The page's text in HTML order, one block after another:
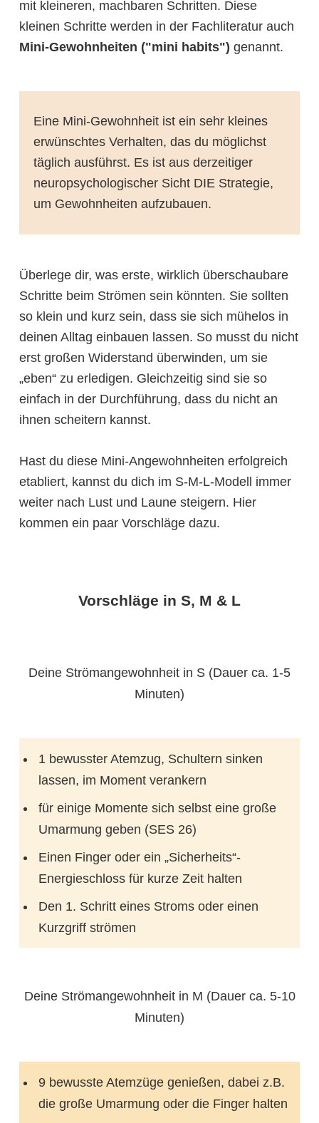
mit kleineren, machbaren Schritten. Diese
kleinen Schritte werden in der Fachliteratur auch
Mini-Gewohnheiten ("mini habits") genannt.
Eine Mini-Gewohnheit ist ein sehr kleines
erwünschtes Verhalten, das du möglichst
täglich ausführst. Es ist aus derzeitiger
neuropsychologischer Sicht DIE Strategie,
um Gewohnheiten aufzubauen.
Überlege dir, was erste, wirklich überschaubare
Schritte beim Strömen sein könnten. Sie sollten
so klein und kurz sein, dass sie sich mühelos in
deinen Alltag einbauen lassen. So musst du nicht
erst großen Widerstand überwinden, um sie
„eben“ zu erledigen. Gleichzeitig sind sie so
einfach in der Durchführung, dass du nicht an
ihnen scheitern kannst.
Hast du diese Mini-Angewohnheiten erfolgreich
etabliert, kannst du dich im S-M-L-Modell immer
weiter nach Lust und Laune steigern. Hier
kommen ein paar Vorschläge dazu.
Vorschläge in S, M & L
Deine Strömangewohnheit in S (Dauer ca. 1-5
Minuten)
1 bewusster Atemzug, Schultern sinken
lassen, im Moment verankern
für einige Momente sich selbst eine große
Umarmung geben (SES 26)
Einen Finger oder ein „Sicherheits“-
Energieschloss für kurze Zeit halten
Den 1. Schritt eines Stroms oder einen
Kurzgriff strömen
Deine Strömangewohnheit in M (Dauer ca. 5-10
Minuten)
9 bewusste Atemzüge genießen, dabei z.B.
die große Umarmung oder die Finger halten